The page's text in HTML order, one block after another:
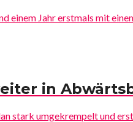
Jahr erstmals mit
in
stark umgekrempelt und